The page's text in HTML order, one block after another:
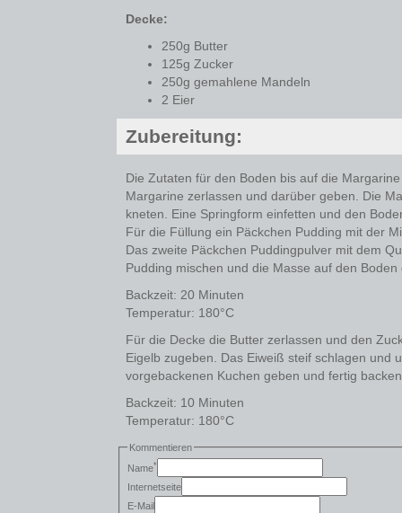
Decke:
250g Butter
125g Zucker
250g gemahlene Mandeln
2 Eier
Zubereitung:
Die Zutaten für den Boden bis auf die
Margarine zerlassen und darüber geben. Die
kneten. Eine Springform einfetten und den
Für die Füllung ein Päckchen Pudding mit der
Das zweite Päckchen Puddingpulver mit dem
Pudding mischen und die Masse auf den Boden
Backzeit: 20 Minuten
Temperatur: 180°C
Für die Decke die Butter zerlassen und den
Eigelb zugeben. Das Eiweiß steif schlagen und
vorgebackenen Kuchen geben und fertig
Backzeit: 10 Minuten
Temperatur: 180°C
Kommentieren
Name*
Internetseite
E-Mail